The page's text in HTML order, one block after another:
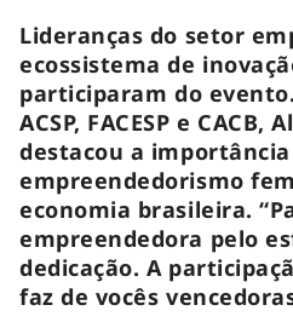
Lideranças do setor
ecossistema de
participaram do
ACSP, FACESP e
destacou a
empreendedorismo
economia brasileira.
empreendedora pelo
dedicação. A
faz de vocês